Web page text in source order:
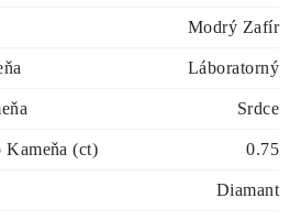
Modrý Zafír
Láboratorný
Srdce
Kameňa (ct) 0.75
Diamant